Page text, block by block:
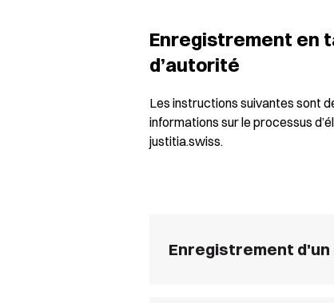
Enregistrement en
d’autorité
Les instructions suivantes sont
informations sur le processus
justitia.swiss.
Enregistrement